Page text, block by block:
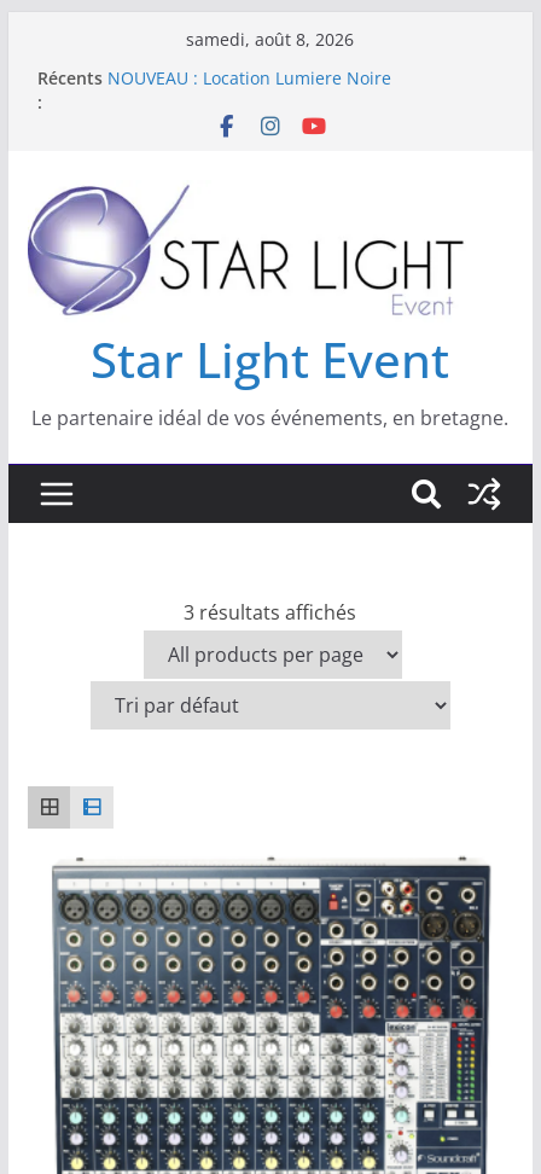
samedi, août 8, 2026
Récents
:
domaines suivant :
Nouveau : location de livre d’or Audio
Star Light Event
Star Light Event
Le partenaire idéal de vos événements, en bretagne.
3 résultats affichés